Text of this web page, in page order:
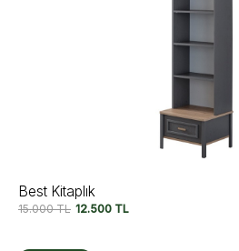
Best Kitaplık
15.000TL 12.500 TL